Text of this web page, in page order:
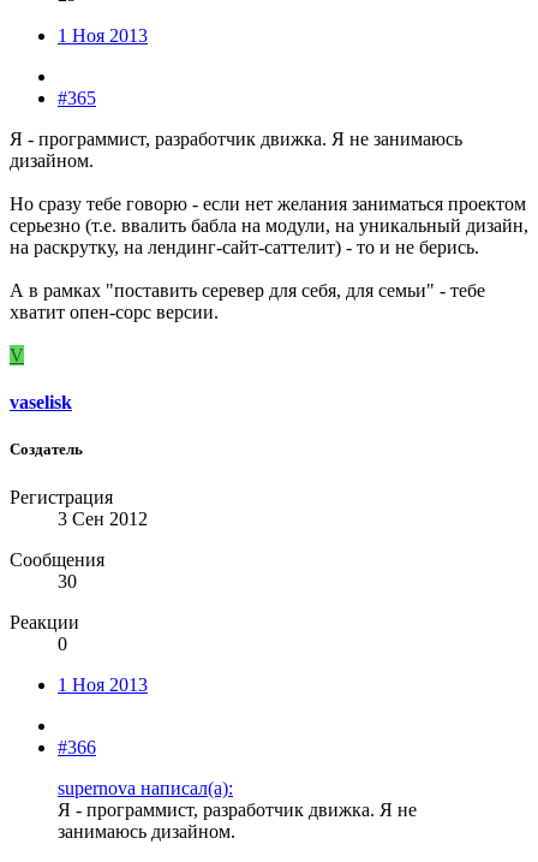
1 Ноя 2013
#365
Я - программист, разработчик движка. Я не занимаюсь
дизайном.
Но сразу тебе говорю - если нет желания заниматься проектом
серьезно (т.е. ввалить бабла на модули, на уникальный дизайн,
на раскрутку, на лендинг-сайт-саттелит) - то и не берись.
А в рамках "поставить серевер для себя, для семьи" - тебе
хватит опен-сорс версии.
V
vaselisk
Создатель
Регистрация
3 Сен 2012
Сообщения
30
Реакции
0
1 Ноя 2013
#366
supernova написал(а):
Я - программист, разработчик движка. Я не
занимаюсь дизайном.